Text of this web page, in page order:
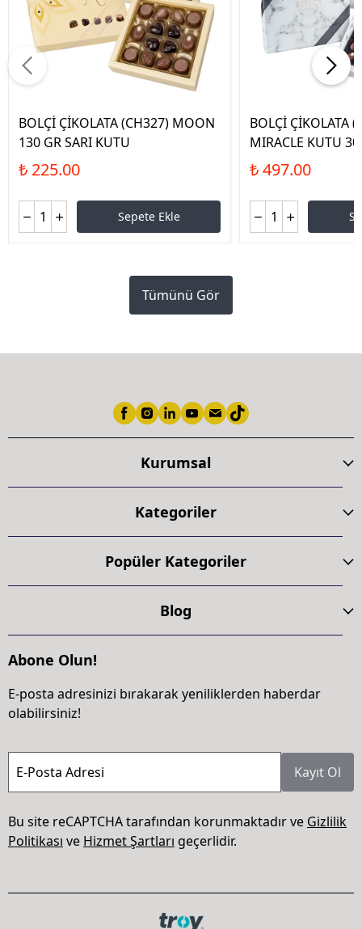
BOLÇİ ÇİKOLATA (CH327) MOON
130 GR SARI KUTU
₺ 225.00
Sepete Ekle
BOLÇİ ÇİKOLATA
MIRACLE KUTU
₺ 497.00
Tümünü Gör
Kurumsal
Kategoriler
Popüler Kategoriler
Blog
Abone Olun!
E-posta adresinizi bırakarak yeniliklerden haberdar
olabilirsiniz!
E-Posta Adresi Kayıt Ol
Bu site reCAPTCHA tarafından korunmaktadır ve Gizlilik
Politikası ve Hizmet Şartları geçerlidir.